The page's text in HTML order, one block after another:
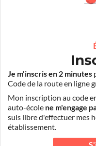
Je m'inscris en 2 minutes
Code de la route en ligne
Mon inscription au code
auto-école ne m'engage
suis libre d'effectuer mes
établissement.